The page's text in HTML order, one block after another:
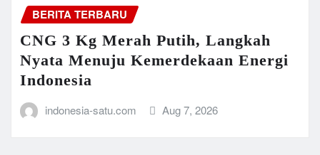
BERITA TERBARU
CNG 3 Kg Merah Putih, Langkah
Nyata Menuju Kemerdekaan Energi
Indonesia
indonesia-satu.com Aug 7, 2026